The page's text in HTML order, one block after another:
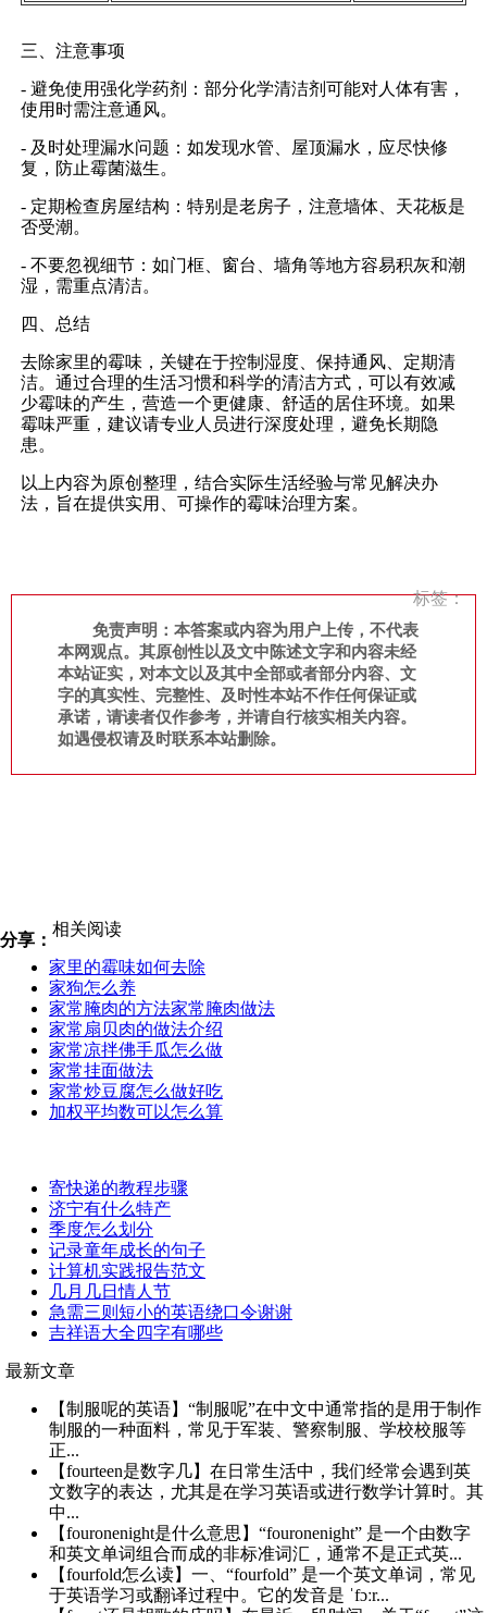
三、注意事项
- 避免使用强化学药剂：部分化学清洁剂可能对人体有害，
使用时需注意通风。
- 及时处理漏水问题：如发现水管、屋顶漏水，应尽快修
复，防止霉菌滋生。
- 定期检查房屋结构：特别是老房子，注意墙体、天花板是
否受潮。
- 不要忽视细节：如门框、窗台、墙角等地方容易积灰和潮
湿，需重点清洁。
四、总结
去除家里的霉味，关键在于控制湿度、保持通风、定期清
洁。通过合理的生活习惯和科学的清洁方式，可以有效减
少霉味的产生，营造一个更健康、舒适的居住环境。如果
霉味严重，建议请专业人员进行深度处理，避免长期隐
患。
以上内容为原创整理，结合实际生活经验与常见解决办
法，旨在提供实用、可操作的霉味治理方案。
标签：
免责声明：本答案或内容为用户上传，不代表
本网观点。其原创性以及文中陈述文字和内容未经
本站证实，对本文以及其中全部或者部分内容、文
字的真实性、完整性、及时性本站不作任何保证或
承诺，请读者仅作参考，并请自行核实相关内容。
如遇侵权请及时联系本站删除。
分享：
相关阅读
家里的霉味如何去除
家狗怎么养
家常腌肉的方法家常腌肉做法
家常扇贝肉的做法介绍
家常凉拌佛手瓜怎么做
家常挂面做法
家常炒豆腐怎么做好吃
加权平均数可以怎么算
寄快递的教程步骤
济宁有什么特产
季度怎么划分
记录童年成长的句子
计算机实践报告范文
几月几日情人节
急需三则短小的英语绕口令谢谢
吉祥语大全四字有哪些
最新文章
【制服呢的英语】“制服呢”在中文中通常指的是用于制作
制服的一种面料，常见于军装、警察制服、学校校服等
正...
【fourteen是数字几】在日常生活中，我们经常会遇到英
文数字的表达，尤其是在学习英语或进行数学计算时。其
中...
【fouronenight是什么意思】“fouronenight” 是一个由数字
和英文单词组合而成的非标准词汇，通常不是正式英...
【fourfold怎么读】一、“fourfold” 是一个英文单词，常见
于英语学习或翻译过程中。它的发音是 ˈfɔːr...